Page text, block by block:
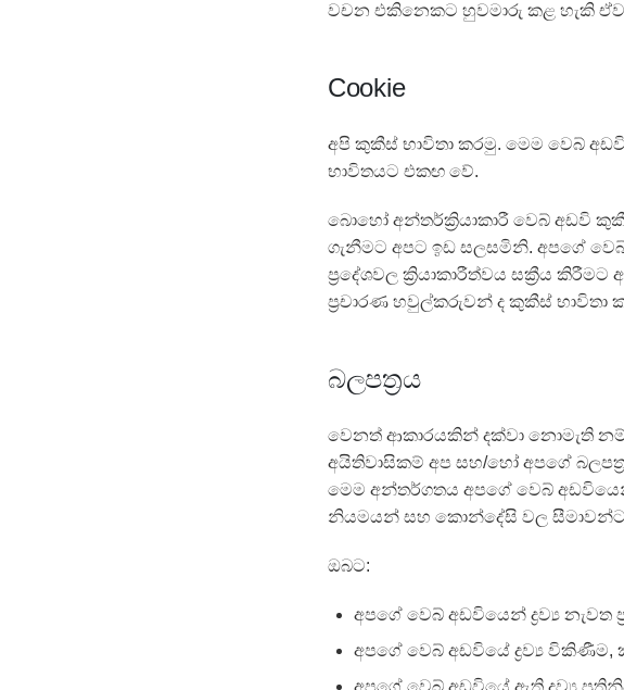
වචන එකිනෙකට හුවමාරු කළ හැකි
Cookie
අපි කුකීස් භාවිතා කරමු. මෙම වෙබ්
භාවිතයට එකඟ වේ.
බොහෝ අන්තර්ක්‍රියාකාරී වෙබ් අඩවි
ගැනීමට අපට ඉඩ සලසමිනි. අපගේ
ප්‍රදේශවල ක්‍රියාකාරීත්වය සක්‍රීය
ප්‍රචාරණ හවුල්කරුවන් ද කුකීස් භාවිතා
බලපත්‍රය
වෙනත් ආකාරයකින් දක්වා නොමැති නම්,
අයිතිවාසිකම් අප සහ/හෝ අපගේ
මෙම අන්තර්ගතය අපගේ වෙබ්
නියමයන් සහ කොන්දේසි වල
ඔබට:
අපගේ වෙබ් අඩවියෙන් ද්‍රව්‍ය නැවත
අපගේ වෙබ් අඩවියේ ද්‍රව්‍ය විකිණීම,
අපගේ වෙබ් අඩවියේ ඇති ද්‍රව්‍ය